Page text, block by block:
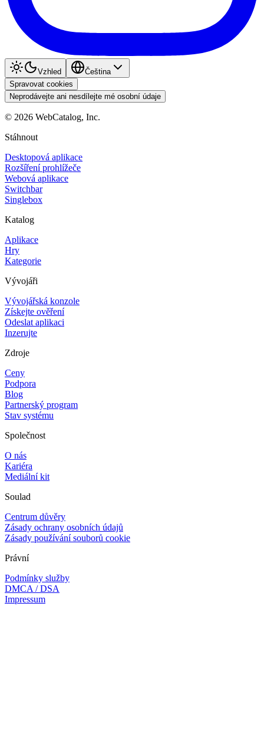
Vzhled
Čeština
Spravovat cookies
Neprodávejte ani nesdílejte mé osobní údaje
© 2026 WebCatalog, Inc.
Stáhnout
Desktopová aplikace
Rozšíření prohlížeče
Webová aplikace
Switchbar
Singlebox
Katalog
Aplikace
Hry
Kategorie
Vývojáři
Vývojářská konzole
Získejte ověření
Odeslat aplikaci
Inzerujte
Zdroje
Ceny
Podpora
Blog
Partnerský program
Stav systému
Společnost
O nás
Kariéra
Mediální kit
Soulad
Centrum důvěry
Zásady ochrany osobních údajů
Zásady používání souborů cookie
Právní
Podmínky služby
DMCA / DSA
Impressum